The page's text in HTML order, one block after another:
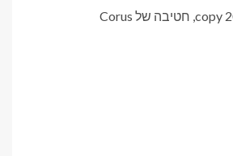
&copy 2026 Global News, חטיבה של Corus